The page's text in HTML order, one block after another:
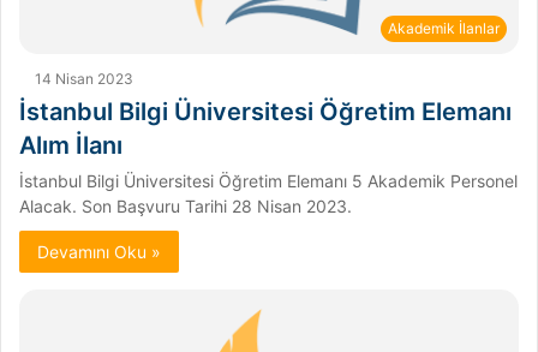
Akademik İlanlar
14 Nisan 2023
İstanbul Bilgi Üniversitesi Öğretim Elemanı
Alım İlanı
İstanbul Bilgi Üniversitesi Öğretim Elemanı 5 Akademik Personel
Alacak. Son Başvuru Tarihi 28 Nisan 2023.
Devamını Oku »